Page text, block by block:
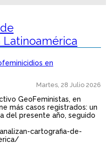
Martes, 28 Julio 2026
GeoFeministas, en
más casos registrados: un
del presente año, seguido
cartografia-de-